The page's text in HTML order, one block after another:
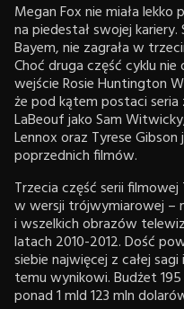
Megan Fox nie miała
na piedestał swojej
Bayem, nie zagrała w
Choć druga część cyklu
wejście Rosie Huntington
że pod kątem postaci seria
LaBeouf jako Sam
Lennox oraz Tyrese
poprzednich filmów.
Trzecia część serii
w wersji trójwymiarowej –
i wszelkich obrazów
latach 2010-2012. Dość
siebie najwięcej z całej
temu wynikowi. Budżet
ponad 1 mld 123 mln